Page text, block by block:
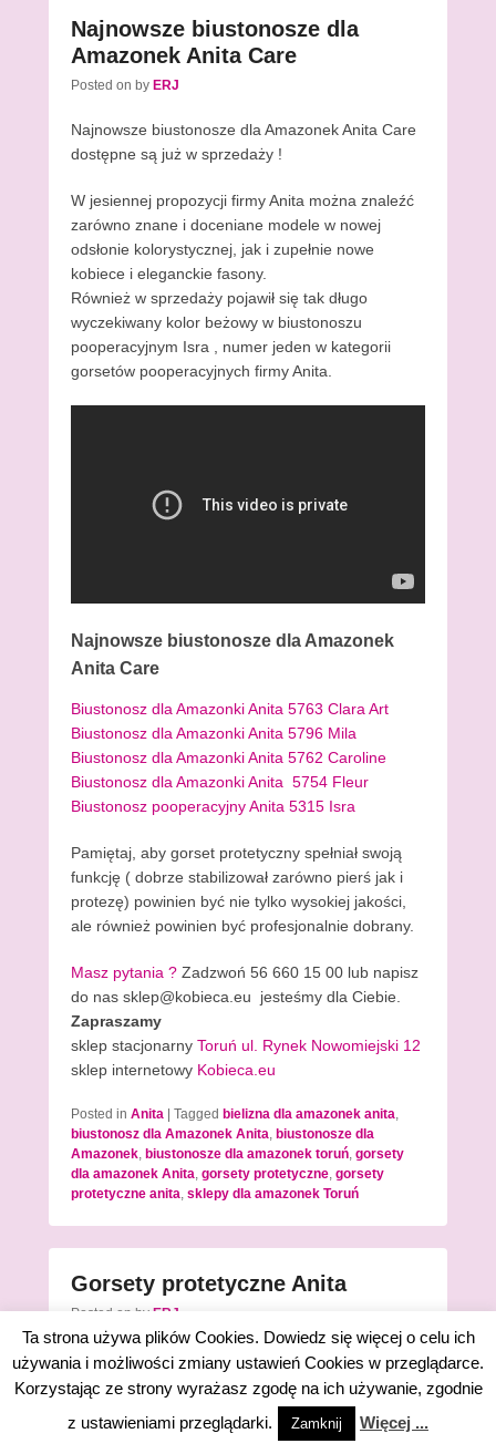
Najnowsze biustonosze dla
Amazonek Anita Care
Posted on by ERJ
Najnowsze biustonosze dla Amazonek Anita Care
dostępne są już w sprzedaży !
W jesiennej propozycji firmy Anita można znaleźć
zarówno znane i doceniane modele w nowej
odsłonie kolorystycznej, jak i zupełnie nowe
kobiece i eleganckie fasony.
Również w sprzedaży pojawił się tak długo
wyczekiwany kolor beżowy w biustonoszu
pooperacyjnym Isra , numer jeden w kategorii
gorsetów pooperacyjnych firmy Anita.
Najnowsze biustonosze dla Amazonek
Anita Care
Biustonosz dla Amazonki Anita 5763 Clara Art
Biustonosz dla Amazonki Anita 5796 Mila
Biustonosz dla Amazonki Anita 5762 Caroline
Biustonosz dla Amazonki Anita 5754 Fleur
Biustonosz pooperacyjny Anita 5315 Isra
Pamiętaj, aby gorset protetyczny spełniał swoją
funkcję ( dobrze stabilizował zarówno pierś jak i
protezę) powinien być nie tylko wysokiej jakości,
ale również powinien być profesjonalnie dobrany.
Masz pytania ? Zadzwoń 56 660 15 00 lub napisz
do nas sklep@kobieca.eu jesteśmy dla Ciebie.
Zapraszamy
sklep stacjonarny Toruń ul. Rynek Nowomiejski 12
sklep internetowy Kobieca.eu
Posted in Anita | Tagged bielizna dla amazonek anita
biustonosz dla Amazonek Anita biustonosze dla
Amazonek biustonosze dla amazonek toruń gorsety
dla amazonek Anita gorsety protetyczne gorsety
protetyczne anita sklepy dla amazonek Toruń
Gorsety protetyczne Anita
Posted on by ERJ
Gorsety protetyczne Anita
Ta strona używa plików Cookies. Dowiedz się więcej o celu ich
używania i możliwości zmiany ustawień Cookies w przeglądarce.
Korzystając ze strony wyrażasz zgodę na ich używanie, zgodnie
z ustawieniami przeglądarki.
Zamknij Więcej ...